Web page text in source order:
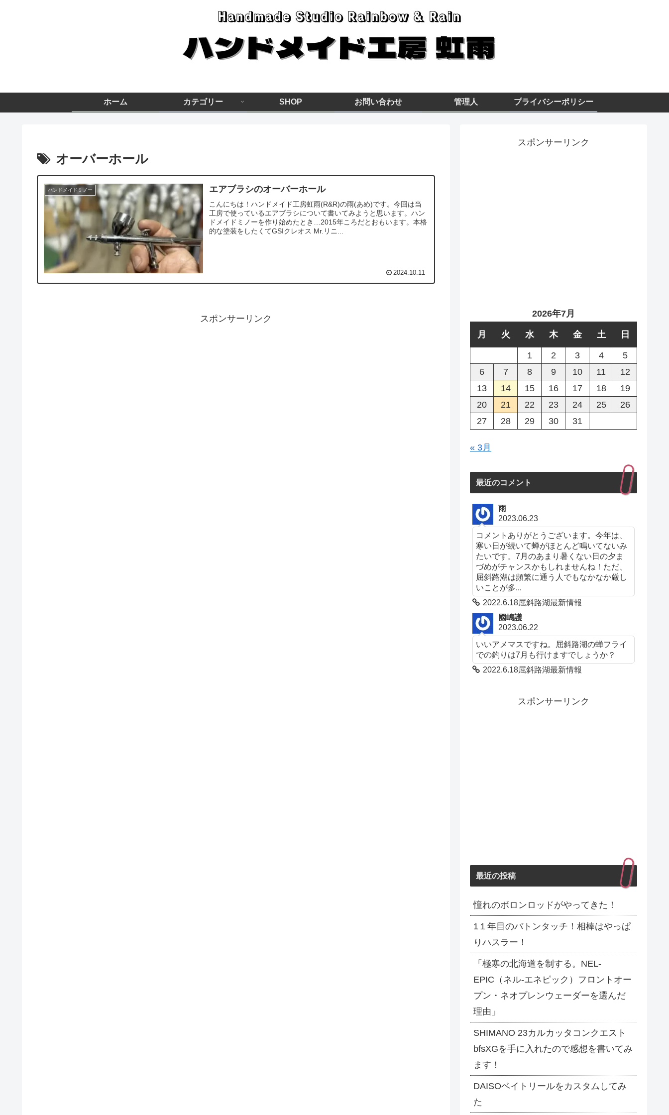
ホーム カテゴリー SHOP お問い合わせ 管理人 プライバシーポリシー
オーバーホール
ハンドメイドミノー エアブラシのオーバーホール
こんにちは！ハンドメイド工房虹雨(R&R)の雨(あめ)です。今回は当
工房で使っているエアブラシについて書いてみようと思います。ハン
ドメイドミノーを作り始めたとき…2015年ころだとおもいます。本格
的な塗装をしたくてGSIクレオス Mr.リニ...
2024.10.11
スポンサーリンク
スポンサーリンク
2026年7月
月 火 水 木 金 土 日
1 2 3 4
5
6
7 8 9 10 11
12
13
14 15 16 17 18
19
20
21 22 23 24 25
26
27
28 29 30 31
« 3月
最近のコメント
雨
2023.06.23
コメントありがとうございます。今年は、
寒い日が続いて蝉がほとんど鳴いてないみ
たいです。7月のあまり暑くない日の夕ま
づめがチャンスかもしれませんね！ただ、
屈斜路湖は頻繁に通う人でもなかなか厳し
いことが多...
2022.6.18屈斜路湖最新情報
國嶋護
2023.06.22
いいアメマスですね。屈斜路湖の蝉フライ
での釣りは7月も行けますでしょうか？
2022.6.18屈斜路湖最新情報
スポンサーリンク
最近の投稿
憧れのボロンロッドがやってきた！
1１年目のバトンタッチ！相棒はやっぱ
りハスラー！
「極寒の北海道を制する。NEL-
EPIC（ネル-エネピック）フロントオー
プン・ネオプレンウェーダーを選んだ
理由」
SHIMANO 23カルカッタコンクエスト
bfsXGを手に入れたので感想を書いてみ
ます！
DAISOベイトリールをカスタムしてみ
た